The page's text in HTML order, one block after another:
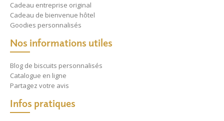
Cadeau entreprise original
Cadeau de bienvenue hôtel
Goodies personnalisés
Nos informations utiles
Blog de biscuits personnalisés
Catalogue en ligne
Partagez votre avis
Infos pratiques